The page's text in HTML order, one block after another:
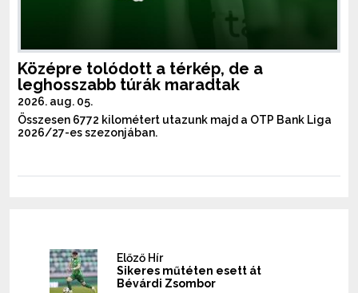
Középre tolódott a térkép, de a
leghosszabb túrák maradtak
2026. aug. 05.
Összesen 6772 kilométert utazunk majd a OTP Bank Liga
2026/27-es szezonjában.
Előző Hír
Sikeres műtéten esett át
Bévárdi Zsombor